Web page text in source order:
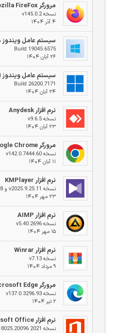
مرورگر Mozilla FireFox
نسخه v145.0.2
۴ آذر ۱۴۰۴
سیستم عامل ویندوز ۱۰
Build 19045.6575
۲۶ آبان ۱۴۰۴
سیستم عامل ویندوز ۱۱
Build 26200.7171
۲۴ آبان ۱۴۰۴
نرم افزار Anydesk
نسخه v9.6.5
۲۳ آبان ۱۴۰۴
مرورگر Google Chrome
نسخه v142.0.7444.60
۱۱ آبان ۱۴۰۴
نرم افزار KMPlayer
نسخه v2025.9.25.11 و v4.2.3.28
۲۳ مهر ۱۴۰۴
نرم افزار AIMP
نسخه v5.40.2696
۱۵ مهر ۱۴۰۴
نرم افزار Winrar
نسخه v7.13
۹ مرداد ۱۴۰۴
مرورگر Microsoft Edge
نسخه v137.0.3296.93
۲ تیر ۱۴۰۴
نرم افزار Microsoft Office
نسخه 2021 VL v2409 Build 18025.20096